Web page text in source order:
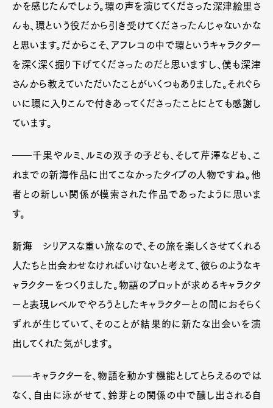
かを感じたんでしょう。環の声を演じてくださった深津絵里さ
んも、環という役だから引き受けてくださったんじゃないかな
と思います。だからこそ、アフレコの中で環というキャラクター
を深く深く掘り下げてくださったのだと思いますし、僕も深津
さんから教えていただいたことがいくつもありました。それぐら
いに環に入りこんで付きあってくださったことにとても感謝し
ています。
――千果やルミ、ルミの双子の子ども、そして芹澤なども、こ
れまでの新海作品に出てこなかったタイプの人物ですね。他
者との新しい関係が模索された作品であったように思いま
す。
新海 シリアスな重い旅なので、その旅を楽しくさせてくれる
人たちと出会わせなければいけないと考えて、彼らのようなキ
ャラクターをつくりました。物語のプロットが求めるキャラクタ
ーと表現レベルでやろうとしたキャラクターとの間におそらく
ずれが生じていて、そのことが結果的に新たな出会いを演
出してくれた気がします。
――キャラクターを、物語を動かす機能としてとらえるのでは
なく、自由に泳がせて、鈴芽との関係の中で醸し出される自